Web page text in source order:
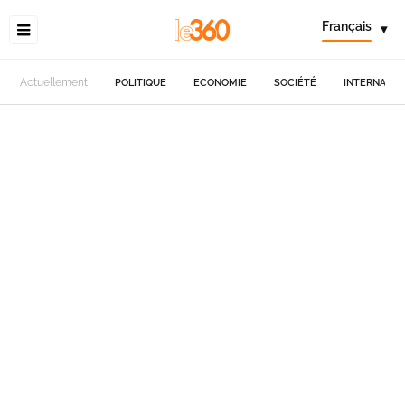
Français ▾
Actuellement POLITIQUE ECONOMIE SOCIÉTÉ